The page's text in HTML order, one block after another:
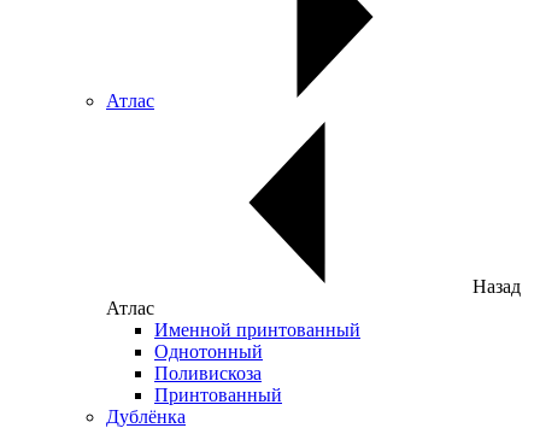
Атлас
Назад
Атлас
Именной принтованный
Однотонный
Поливискоза
Принтованный
Дублёнка